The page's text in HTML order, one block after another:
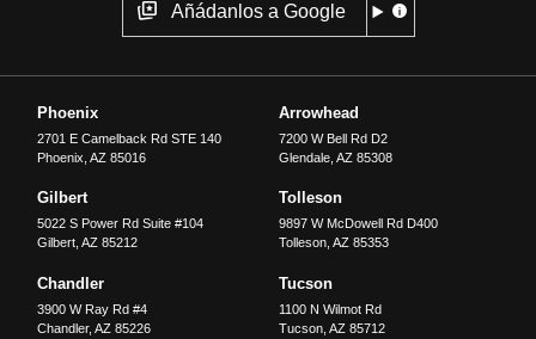
Añádanlos a Google
Phoenix
2701 E Camelback Rd STE 140
Phoenix ,AZ 85016
Arrowhead
7200 W Bell Rd D2
Glendale, AZ 85308
Gilbert
5022 S Power Rd Suite #104
Gilbert ,AZ 85212
Tolleson
9897 W McDowell Rd D400
Tolleson, AZ 85353
Chandler
3900 W Ray Rd #4
Chandler,AZ 85226
Tucson
1100 N Wilmot Rd
Tucson, AZ 85712